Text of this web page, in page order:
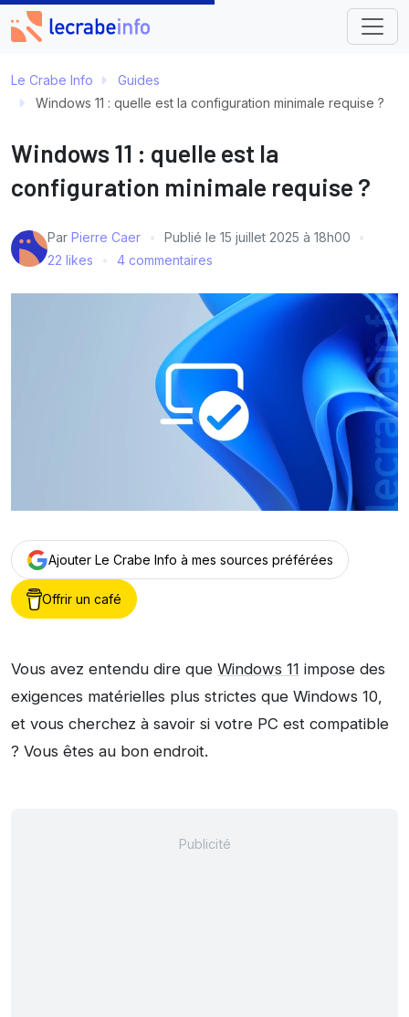
Le Crabe Info
Guides
Windows 11 : quelle est la configuration minimale requise ?
Windows 11 : quelle est la
configuration minimale requise ?
Par Pierre Caer Publié le 15 juillet 2025 à 18h00
22 likes
4 commentaires
Ajouter Le Crabe Info à mes sources préférées
Offrir un café
Vous avez entendu dire que Windows 11 impose des
exigences matérielles plus strictes que Windows 10,
et vous cherchez à savoir si votre PC est compatible
? Vous êtes au bon endroit.